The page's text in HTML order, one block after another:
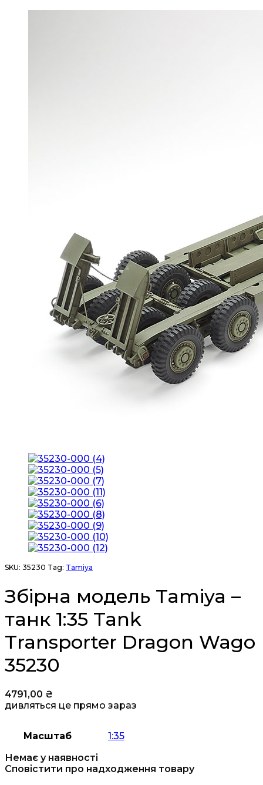
SKU: 35230 Tag: Tamiya
Збірна модель Tamiya –
танк 1:35 Tank
Transporter Dragon Wago
35230
4791,00 ₴
дивляться це прямо зараз
Масштаб
1:35
Немає у наявності
Сповістити про надходження товару